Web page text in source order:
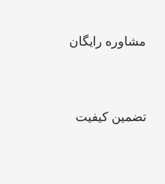
مشاوره رایگان
تضمین کیفیت